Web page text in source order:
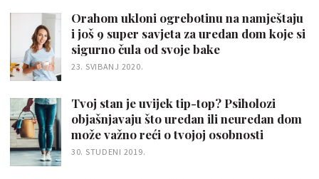
Orahom ukloni ogrebotinu na namještaju
i još 9 super savjeta za uredan dom koje si
sigurno čula od svoje bake
23. SVIBANJ 2020.
Tvoj stan je uvijek tip-top? Psiholozi
objašnjavaju što uredan ili neuredan dom
može važno reći o tvojoj osobnosti
30. STUDENI 2019.